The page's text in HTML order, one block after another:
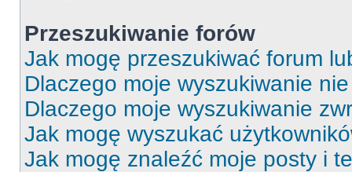
Przeszukiwanie forów
Jak mogę przeszukiwać forum
Dlaczego moje wyszukiwanie
Dlaczego moje wyszukiwanie
Jak mogę wyszukać
Jak mogę znaleźć moje posty i